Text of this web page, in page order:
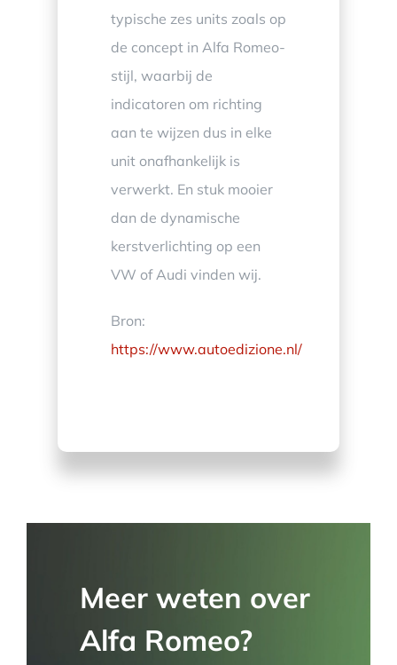
typische zes units zoals op
de concept in Alfa Romeo-
stijl, waarbij de
indicatoren om richting
aan te wijzen dus in elke
unit onafhankelijk is
verwerkt. En stuk mooier
dan de dynamische
kerstverlichting op een
VW of Audi vinden wij.
Bron:
https://www.autoedizione.nl/
Meer weten over
Alfa Romeo?